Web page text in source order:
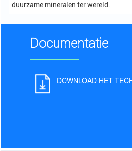
duurzame mineralen ter wereld.
Documentatie
DOWNLOAD HET